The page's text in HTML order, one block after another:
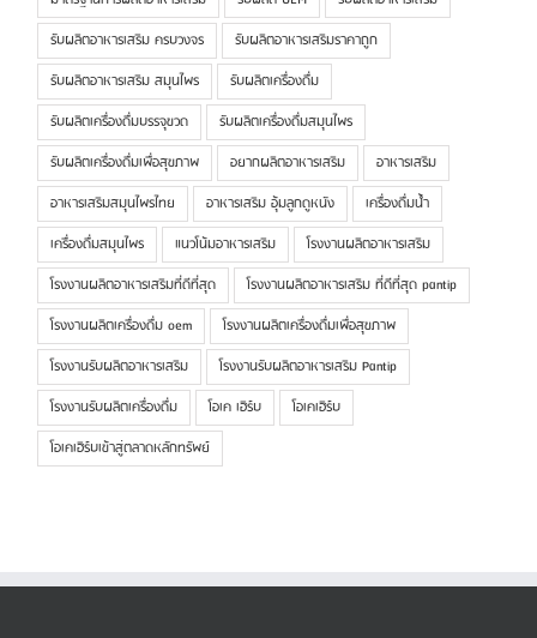
รับผลิตอาหารเสริม ครบวงจร
รับผลิตอาหารเสริมราคาถูก
รับผลิตอาหารเสริม สมุนไพร
รับผลิตเครื่องดื่ม
รับผลิตเครื่องดื่มบรรจุขวด
รับผลิตเครื่องดื่มสมุนไพร
รับผลิตเครื่องดื่มเพื่อสุขภาพ
อยากผลิตอาหารเสริม
อาหารเสริม
อาหารเสริมสมุนไพรไทย
อาหารเสริม อุ้มลูกดูหนัง
เครื่องดื่มน้ำ
เครื่องดื่มสมุนไพร
แนวโน้มอาหารเสริม
โรงงานผลิตอาหารเสริม
โรงงานผลิตอาหารเสริมที่ดีที่สุด
โรงงานผลิตอาหารเสริม ที่ดีที่สุด pantip
โรงงานผลิตเครื่องดื่ม oem
โรงงานผลิตเครื่องดื่มเพื่อสุขภาพ
โรงงานรับผลิตอาหารเสริม
โรงงานรับผลิตอาหารเสริม Pantip
โรงงานรับผลิตเครื่องดื่ม
โอเค เฮิร์บ
โอเคเฮิร์บ
โอเคเฮิร์บเข้าสู่ตลาดหลักทรัพย์